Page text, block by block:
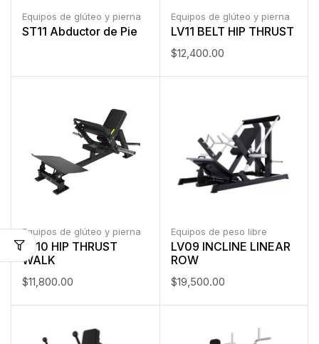
Equipos de glúteo y pierna
ST11 Abductor de Pie
Equipos de glúteo y pierna
LV11 BELT HIP THRUST
$12,400.00
Equipos de glúteo y pierna
LV10 HIP THRUST
WALK
$11,800.00
Equipos de peso libre
LV09 INCLINE LINEAR
ROW
$19,500.00